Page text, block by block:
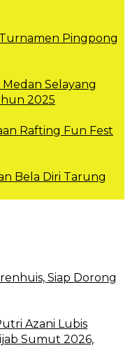
Pingpong
Medan Selayang
2025
Rafting Fun Fest
Bela Diri Tarung
Siap Dorong
Azani Lubis
Sumut 2026,